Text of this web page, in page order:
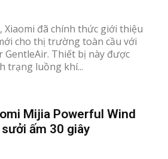
Xiaomi đã chính thức giới thiệu
cho thị trường toàn cầu với
Thiết bị này được
trạng luồng khí...
Mijia Powerful Wind
ấm 30 giây